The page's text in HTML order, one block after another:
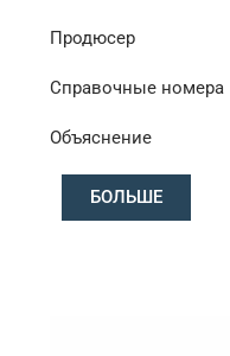
Продюсер
Справочные номера
Объяснение
БОЛЬШЕ